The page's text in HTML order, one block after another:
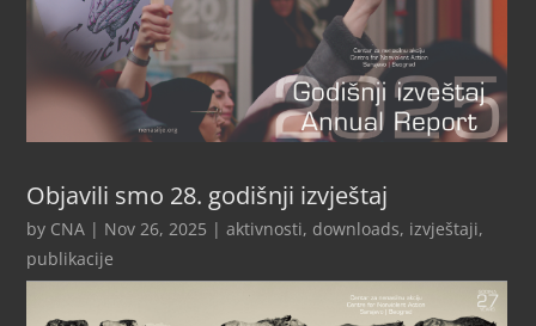
Objavili smo 28. godišnji izvještaj
by CNA | Nov 26, 2025 |aktivnosti, downloads, izvještaji,
publikacije